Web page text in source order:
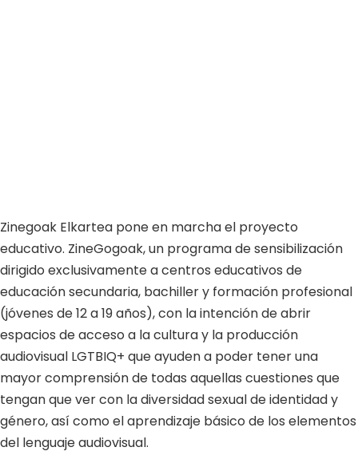
Zinegoak Elkartea pone en marcha el proyecto
educativo. ZineGogoak, un programa de sensibilización
dirigido exclusivamente acentros educativos de
educación secundaria, bachiller y formación profesional
(jóvenes de 12 a 19 años), con la intención deabrir
espacios de acceso a la cultura y la producción
audiovisual LGTBIQ+ que ayuden a poder tener una
mayor comprensión de todas aquellas cuestiones que
tengan que ver con ladiversidad sexual de identidad y
género, así como el aprendizaje básico de los elementos
del lenguaje audiovisual.